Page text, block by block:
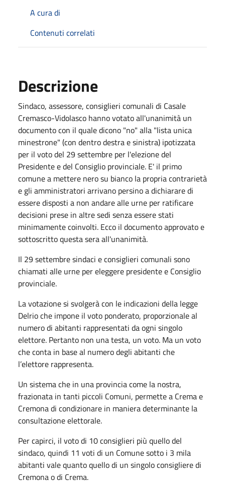
A cura di
Contenuti correlati
Descrizione
Sindaco, assessore, consiglieri comunali di Casale
Cremasco-Vidolasco hanno votato all'unanimità un
documento con il quale dicono "no" alla "lista unica
minestrone" (con dentro destra e sinistra) ipotizzata
per il voto del 29 settembre per l'elezione del
Presidente e del Consiglio provinciale. E' il primo
comune a mettere nero su bianco la propria contrarietà
e gli amministratori arrivano persino a dichiarare di
essere disposti a non andare alle urne per ratificare
decisioni prese in altre sedi senza essere stati
minimamente coinvolti. Ecco il documento approvato e
sottoscritto questa sera all'unanimità.
Il 29 settembre sindaci e consiglieri comunali sono
chiamati alle urne per eleggere presidente e Consiglio
provinciale.
La votazione si svolgerà con le indicazioni della legge
Delrio che impone il voto ponderato, proporzionale al
numero di abitanti rappresentati da ogni singolo
elettore. Pertanto non una testa, un voto. Ma un voto
che conta in base al numero degli abitanti che
l’elettore rappresenta.
Un sistema che in una provincia come la nostra,
frazionata in tanti piccoli Comuni, permette a Crema e
Cremona di condizionare in maniera determinante la
consultazione elettorale.
Per capirci, il voto di 10 consiglieri più quello del
sindaco, quindi 11 voti di un Comune sotto i 3 mila
abitanti vale quanto quello di un singolo consigliere di
Cremona o di Crema.